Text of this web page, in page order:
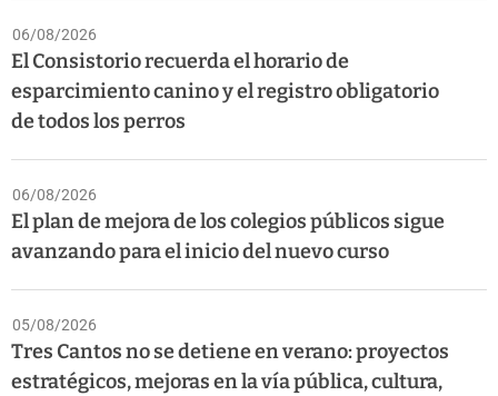
06/08/2026
El Consistorio recuerda el horario de
esparcimiento canino y el registro obligatorio
de todos los perros
06/08/2026
El plan de mejora de los colegios públicos sigue
avanzando para el inicio del nuevo curso
05/08/2026
Tres Cantos no se detiene en verano: proyectos
estratégicos, mejoras en la vía pública, cultura,